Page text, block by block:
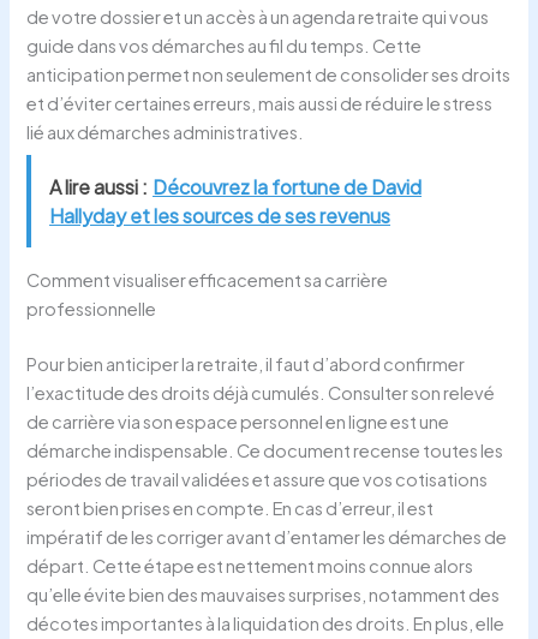
de votre dossier et un accès à un agenda retraite qui vous
guide dans vos démarches au fil du temps. Cette
anticipation permet non seulement de consolider ses droits
et d’éviter certaines erreurs, mais aussi de réduire le stress
lié aux démarches administratives.
A lire aussi : Découvrez la fortune de David
Hallyday et les sources de ses revenus
Comment visualiser efficacement sa carrière
professionnelle
Pour bien anticiper la retraite, il faut d’abord confirmer
l’exactitude des droits déjà cumulés. Consulter son relevé
de carrière via son espace personnel en ligne est une
démarche indispensable. Ce document recense toutes les
périodes de travail validées et assure que vos cotisations
seront bien prises en compte. En cas d’erreur, il est
impératif de les corriger avant d’entamer les démarches de
départ. Cette étape est nettement moins connue alors
qu’elle évite bien des mauvaises surprises, notamment des
décotes importantes à la liquidation des droits. En plus, elle